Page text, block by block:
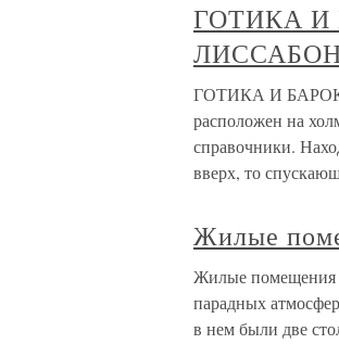
ГОТИКА
ГОТИКА И
расположен на
справочники.
вверх, то
Жилые
Жилые помещения
парадных
в нем были две